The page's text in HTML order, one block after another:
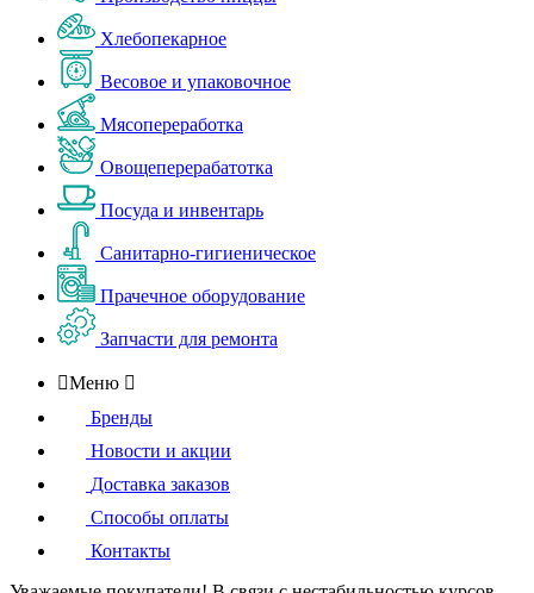
Хлебопекарное
Весовое и упаковочное
Мясопереработка
Овощеперерабатотка
Посуда и инвентарь
Санитарно-гигиеническое
Прачечное оборудование
Запчасти для ремонта
Меню 
Бренды
Новости и акции
Доставка заказов
Способы оплаты
Контакты